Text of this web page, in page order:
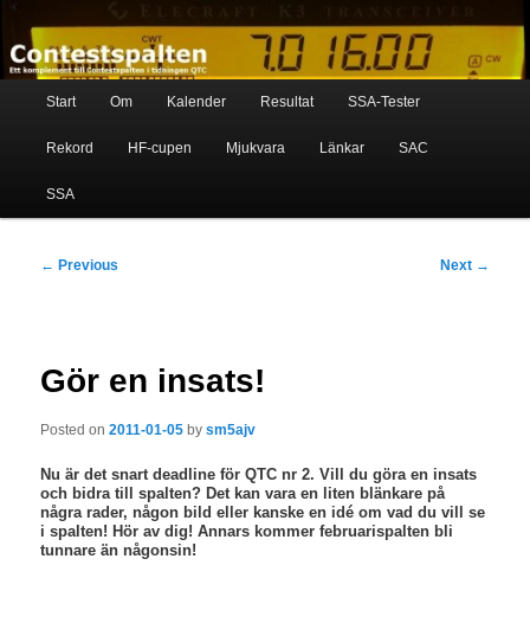
Skip
primary
content
Contestspalten
Start Om Kalender Resultat SSA-Tester
Rekord HF-cupen Mjukvara Länkar SAC
SSA
Post
← Previous Next →
Gör en insats!
Posted on2011-01-05 bysm5ajv
Nu är det snart deadline för QTC nr 2. Vill du göra en insats
och bidra till spalten? Det kan vara en liten blänkare på
några rader, någon bild eller kanske en idé om vad du vill se
i spalten! Hör av dig! Annars kommer februarispalten bli
tunnare än någonsin!